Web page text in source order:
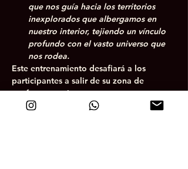
que nos guía hacia los territorios
inexplorados que albergamos en
nuestro interior, tejiendo un vínculo
profundo con el vasto universo que
nos rodea.
Este entrenamiento desafiará a los
participantes a salir de su zona de
confort, experimentar con nuevos
enfoques y potenciar sus necesidades